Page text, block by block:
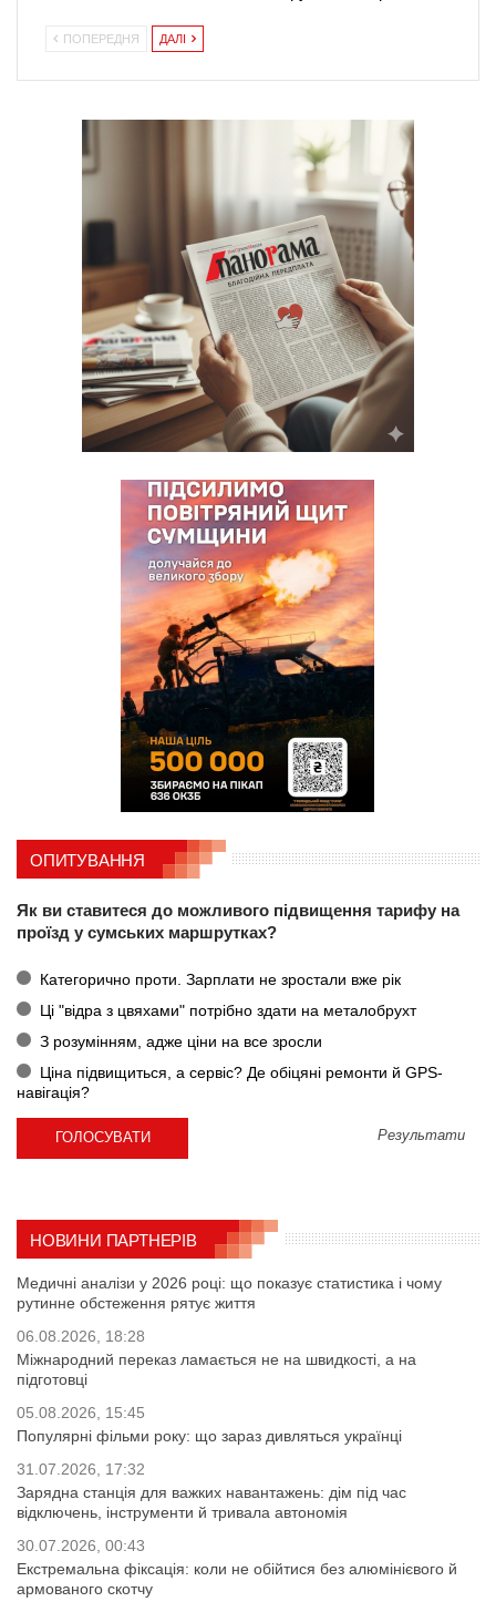
ПОПЕРЕДНЯ ДАЛІ
ОПИТУВАННЯ
Як ви ставитеся до можливого підвищення тарифу на
проїзд у сумських маршрутках?
Категорично проти. Зарплати не зростали вже рік
Ці "відра з цвяхами" потрібно здати на металобрухт
З розумінням, адже ціни на все зросли
Ціна підвищиться, а сервіс? Де обіцяні ремонти й GPS-
навігація?
Результати
НОВИНИ ПАРТНЕРІВ
Медичні аналізи у 2026 році: що показує статистика і чому
рутинне обстеження рятує життя
06.08.2026, 18:28
Міжнародний переказ ламається не на швидкості, а на
підготовці
05.08.2026, 15:45
Популярні фільми року: що зараз дивляться українці
31.07.2026, 17:32
Зарядна станція для важких навантажень: дім під час
відключень, інструменти й тривала автономія
30.07.2026, 00:43
Екстремальна фіксація: коли не обійтися без алюмінієвого й
армованого скотчу